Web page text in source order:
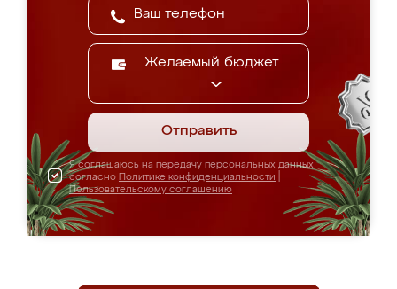
Желаемый бюджет
Отправить
Я соглашаюсь на передачу персональных данных
согласно Политике конфиденциальности
Пользовательскому соглашению